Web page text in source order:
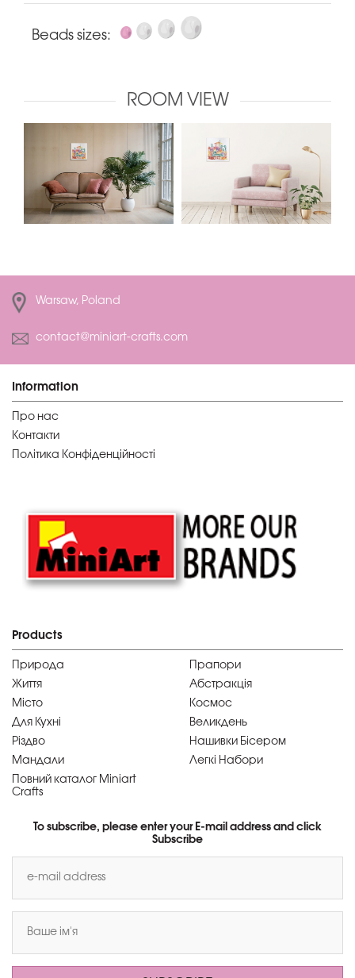
Beads sizes:
ROOM VIEW
Warsaw, Poland
contact@miniart-crafts.com
Information
Про нас
Контакти
Політика Конфіденційності
Products
Природа
Прапори
Життя
Абстракція
Місто
Космос
Для Кухні
Великдень
Різдво
Нашивки Бісером
Мандали
Легкі Набори
Повний каталог Miniart
Crafts
To subscribe, please enter your E-mail address and click
Subscribe